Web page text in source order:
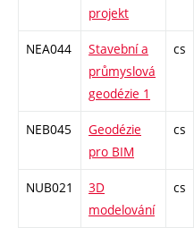
projekt
NEA044
Stavební a
průmyslová
geodézie 1
cs
NEB045
Geodézie
pro BIM
cs
NUB021
3D
modelování
cs